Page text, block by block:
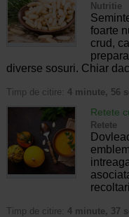
Nutritie
foarte
crud,
diverse sosuri. Chiar
Timp de citire: 4 minute, 56
Retete
Retete
Timp de citire: 4 minute, 37